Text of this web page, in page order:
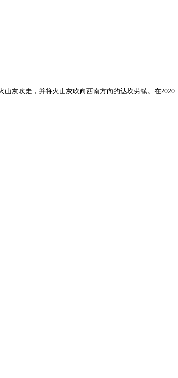
灰吹走，并将火山灰吹向西南方向的达坎劳镇。在2020